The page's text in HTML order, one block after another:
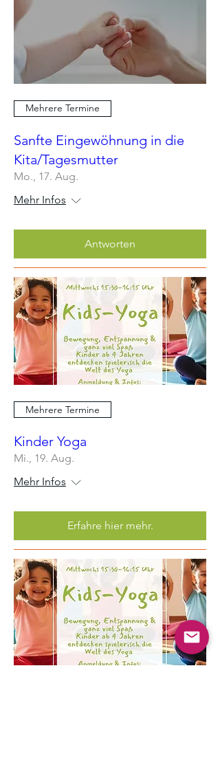
Mehrere Termine
Sanfte Eingewöhnung in die
Kita/Tagesmutter
Mo., 17. Aug.
Mehr Infos
Antworten
Mehrere Termine
Kinder Yoga
Mi., 19. Aug.
Mehr Infos
Erfahre hier mehr.